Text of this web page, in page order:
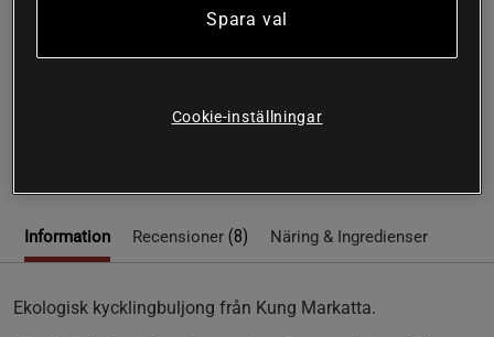
Ekologisk kycklingbuljong från Kung Markatta.
Information Recensioner (8) Näring & Ingredienser
Ekologisk kycklingbuljong från Kung Markatta.
Spara val
Cookie-inställningar